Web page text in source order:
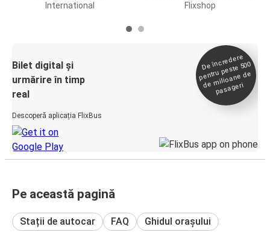
International
Flixshop
Bilet digital și
urmărire în timp
real
Descoperă aplicația FlixBus
De încredere
pentru peste 500
de
milioane de
pasageri
Pe această pagină
Stații de autocar FAQ Ghidul orașului